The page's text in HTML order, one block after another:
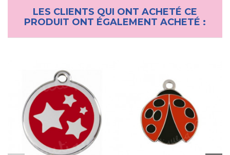
LES CLIENTS QUI ONT ACHETÉ CE
PRODUIT ONT ÉGALEMENT ACHETÉ :